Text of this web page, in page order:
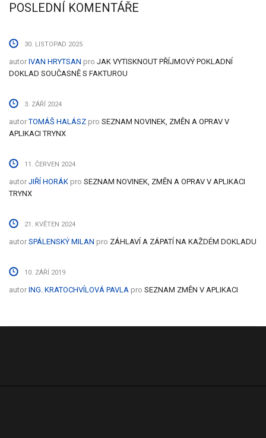
POSLEDNÍ KOMENTÁŘE
30. LISTOPAD 2025
autor IVAN HRYTSAN pro JAK VYTISKNOUT PŘÍJMOVÝ POKLADNÍ
DOKLAD SOUČASNĚ S FAKTUROU
3. ZÁŘÍ 2024
autorTOMÁŠ HALÁSZ pro SEZNAM NOVINEK, ZMĚN A OPRAV V
APLIKACI TRYNX
11. ČERVEN 2024
autor JIŘÍ HORÁK pro SEZNAM NOVINEK, ZMĚN A OPRAV V APLIKACI
TRYNX
21. KVĚTEN 2024
autor SPÁLENSKÝ MILAN pro ZÁHLAVÍ A ZÁPATÍ NA KAŽDÉM DOKLADU
10. ZÁŘÍ 2019
autor ING. KRATOCHVÍLOVÁ PAVLA pro SEZNAM ZMĚN V APLIKACI